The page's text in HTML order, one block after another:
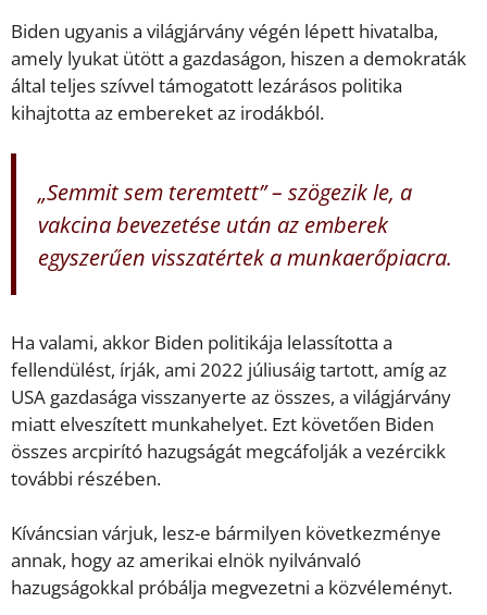
Biden ugyanis a világjárvány végén lépett hivatalba,
amely lyukat ütött a gazdaságon, hiszen a demokraták
által teljes szívvel támogatott lezárásos politika
kihajtotta az embereket az irodákból.
„Semmit sem teremtett” – szögezik le, a
vakcina bevezetése után az emberek
egyszerűen visszatértek a munkaerőpiacra.
Ha valami, akkor Biden politikája lelassította a
fellendülést, írják, ami 2022 júliusáig tartott, amíg az
USA gazdasága visszanyerte az összes, a világjárvány
miatt elveszített munkahelyet. Ezt követően Biden
összes arcpirító hazugságát megcáfolják a vezércikk
további részében.
Kíváncsian várjuk, lesz-e bármilyen következménye
annak, hogy az amerikai elnök nyilvánvaló
hazugságokkal próbálja megvezetni a közvéleményt.